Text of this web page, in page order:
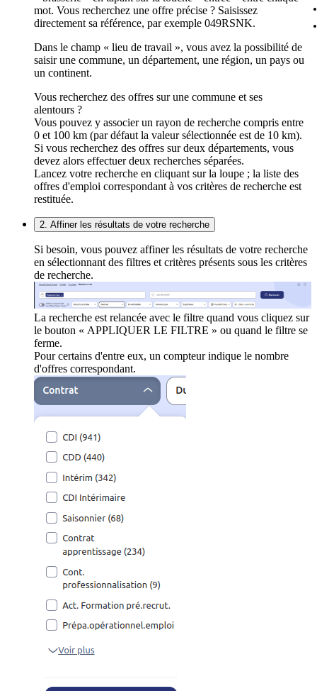
mot. Vous recherchez une offre précise ? Saisissez
directement sa référence, par exemple 049RSNK.
Dans le champ « lieu de travail », vous avez la possibilité de
saisir une commune, un département, une région, un pays ou
un continent.
Vous recherchez des offres sur une commune et ses
alentours ?
Vous pouvez y associer un rayon de recherche compris entre
0 et 100 km (par défaut la valeur sélectionnée est de 10 km).
Si vous recherchez des offres sur deux départements, vous
devez alors effectuer deux recherches séparées.
Lancez votre recherche en cliquant sur la loupe ; la liste des
offres d'emploi correspondant à vos critères de recherche est
restituée.
2. Affiner les résultats de votre recherche
Si besoin, vous pouvez affiner les résultats de votre recherche
en sélectionnant des filtres et critères présents sous les critères
de recherche.
La recherche est relancée avec le filtre quand vous cliquez sur
le bouton « APPLIQUER LE FILTRE » ou quand le filtre se
ferme.
Pour certains d'entre eux, un compteur indique le nombre
d'offres correspondant.